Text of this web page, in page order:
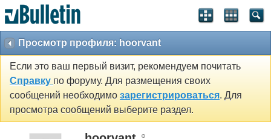
Просмотр профиля: hoorvant
Если это ваш первый визит, рекомендуем почитать
Справку по форуму. Для размещения своих
сообщений необходимо зарегистрироваться. Для
просмотра сообщений выберите раздел.